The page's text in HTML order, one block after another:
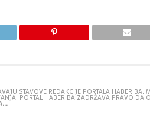
STAVOVE REDAKCIJE PORTALA HABER.BA.
PORTAL HABER.BA ZADRŽAVA PRAVO DA